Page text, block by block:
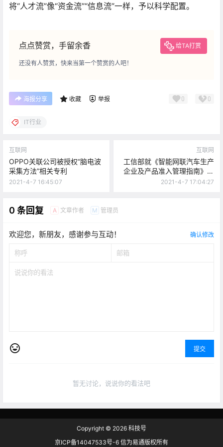
将“人才流”像“资金流”“信息流”一样，予以科学配置。
点点赞赏，手留余香 给TA打赏
还没有人赞赏，快来当第一个赞赏的人吧！
海报分享 收藏 举报 0 0
IT行业
互联网
OPPO关联公司被授权“脑电波
采集方法”相关专利
2021-4-7 16:45:07
互联网
工信部就《智能网联汽车生产
企业及产品准入管理指南》征
求意见
2021-4-7 17:04:27
0 条回复 A 文章作者 M 管理员
欢迎您，新朋友，感谢参与互动！ 确认修改
提交
暂无讨论，说说你的看法吧
Copyright © 2026 科技号
京ICP备14047533号-6 信为易通版权所有